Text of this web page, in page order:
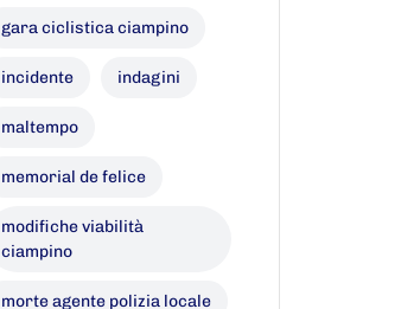
gara ciclistica ciampino
incidente indagini
maltempo
memorial de felice
modifiche viabilità
ciampino
morte agente polizia locale